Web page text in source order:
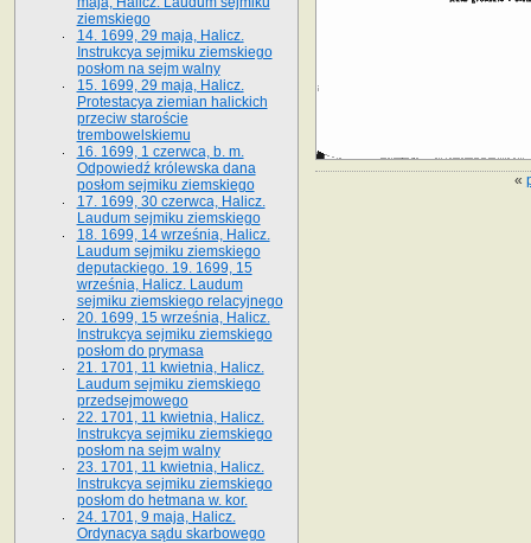
«
ziemskiego
14. 1699, 29 maja, Halicz.
Instrukcya sejmiku ziemskiego
posłom na sejm walny
15. 1699, 29 maja, Halicz.
Protestacya ziemian halickich
przeciw staroście
trembowelskiemu
16. 1699, 1 czerwca, b. m.
Odpowiedź królewska dana
posłom sejmiku ziemskiego
17. 1699, 30 czerwca, Halicz.
Laudum sejmiku ziemskiego
18. 1699, 14 września, Halicz.
Laudum sejmiku ziemskiego
deputackiego. 19. 1699, 15
września, Halicz. Laudum
sejmiku ziemskiego relacyjnego
20. 1699, 15 września, Halicz.
Instrukcya sejmiku ziemskiego
posłom do prymasa
21. 1701, 11 kwietnia, Halicz.
Laudum sejmiku ziemskiego
przedsejmowego
22. 1701, 11 kwietnia, Halicz.
Instrukcya sejmiku ziemskiego
posłom na sejm walny
23. 1701, 11 kwietnia, Halicz.
Instrukcya sejmiku ziemskiego
posłom do hetmana w. kor.
24. 1701, 9 maja, Halicz.
Ordynacya sądu skarbowego